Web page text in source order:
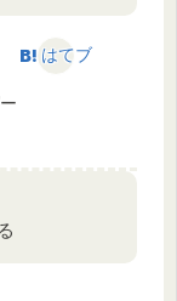
はてブ